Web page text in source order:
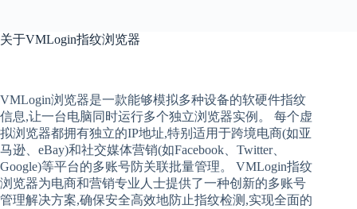
关于VMLogin指纹浏览器
VMLogin浏览器是一款能够模拟多种设备的软硬件指纹
信息,让一台电脑同时运行多个独立浏览器实例。 每个虚
拟浏览器都拥有独立的IP地址,特别适用于跨境电商(如亚
马逊、eBay)和社交媒体营销(如Facebook、Twitter、
Google)等平台的多账号防关联批量管理。 VMLogin指纹
浏览器为电商和营销专业人士提供了一种创新的多账号
管理解决方案,确保安全高效地防止指纹检测,实现全面的